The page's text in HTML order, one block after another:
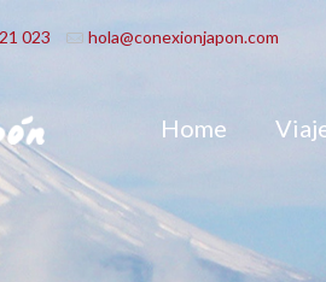
023 hola@conexionjapon.com
Home